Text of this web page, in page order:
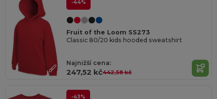
-44%
Fruit of the Loom SS273
Classic 80/20 kids hooded sweatshirt
Najnižší cena:
247,52 kč442,58 kč
-43%